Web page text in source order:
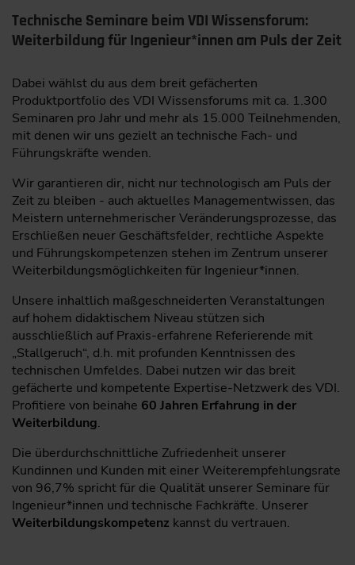
Technische Seminare beim VDI Wissensforum:
Weiterbildung für Ingenieur*innen am Puls der Zeit
Dabei wählst du aus dem breit gefächerten
Produktportfolio des VDI Wissensforums mit ca. 1.300
Seminaren pro Jahr und mehr als 15.000 Teilnehmenden,
mit denen wir uns gezielt an technische Fach- und
Führungskräfte wenden.
Wir garantieren dir, nicht nur technologisch am Puls der
Zeit zu bleiben - auch aktuelles Managementwissen, das
Meistern unternehmerischer Veränderungsprozesse, das
Erschließen neuer Geschäftsfelder, rechtliche Aspekte
und Führungskompetenzen stehen im Zentrum unserer
Weiterbildungsmöglichkeiten für Ingenieur*innen.
Unsere inhaltlich maßgeschneiderten Veranstaltungen
auf hohem didaktischem Niveau stützen sich
ausschließlich auf Praxis-erfahrene Referierende mit
„Stallgeruch“, d.h. mit profunden Kenntnissen des
technischen Umfeldes. Dabei nutzen wir das breit
gefächerte und kompetente Expertise-Netzwerk des VDI.
Profitiere von beinahe 60 Jahren Erfahrung in der
Weiterbildung.
Die überdurchschnittliche Zufriedenheit unserer
Kundinnen und Kunden mit einer Weiterempfehlungsrate
von 96,7% spricht für die Qualität unserer Seminare für
Ingenieur*innen und technische Fachkräfte. Unserer
Weiterbildungskompetenz kannst du vertrauen.